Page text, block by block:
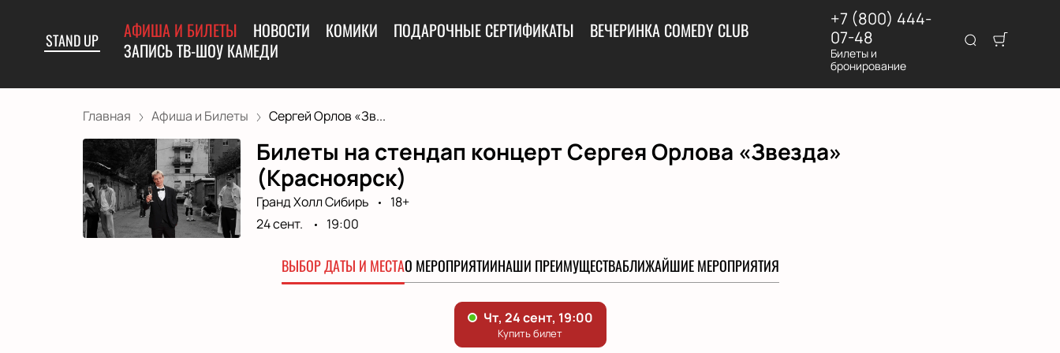
STAND UP АФИША И БИЛЕТЫ НОВОСТИ КОМИКИ ПОДАРОЧНЫЕ СЕРТИФИКАТЫ
ВЕЧЕРИНКА COMEDY CLUB
ЗАПИСЬ ТВ-ШОУ КАМЕДИ
+7 (800) 444-
07-48
Билеты и
бронирование
Главная Афиша и Билеты Сергей Орлов «Зв...
Билеты на стендап концерт Сергея Орлова «Звезда»
(Красноярск)
Гранд Холл Сибирь
18+
24 сент.
19:00
ВЫБОР ДАТЫ И МЕСТАО МЕРОПРИЯТИИНАШИ ПРЕИМУЩЕСТВАБЛИЖАЙШИЕ МЕРОПРИЯТИЯ